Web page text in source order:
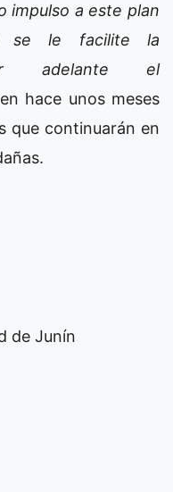
impulso a este plan
se le facilite la
adelante el
hace unos meses
que continuarán en
de Junín